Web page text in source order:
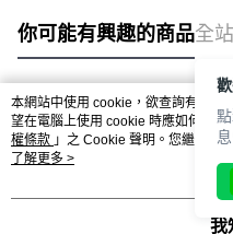
你可能有興趣的商品全
熱門標籤
本網站中使用 cookie，欲查詢有關本
望在電腦上使用 cookie 時應如何變
權條款 」之 Cookie 聲明。您繼續使
用條款之 Cookie 聲明使用 cookie。
了解更多 >
我